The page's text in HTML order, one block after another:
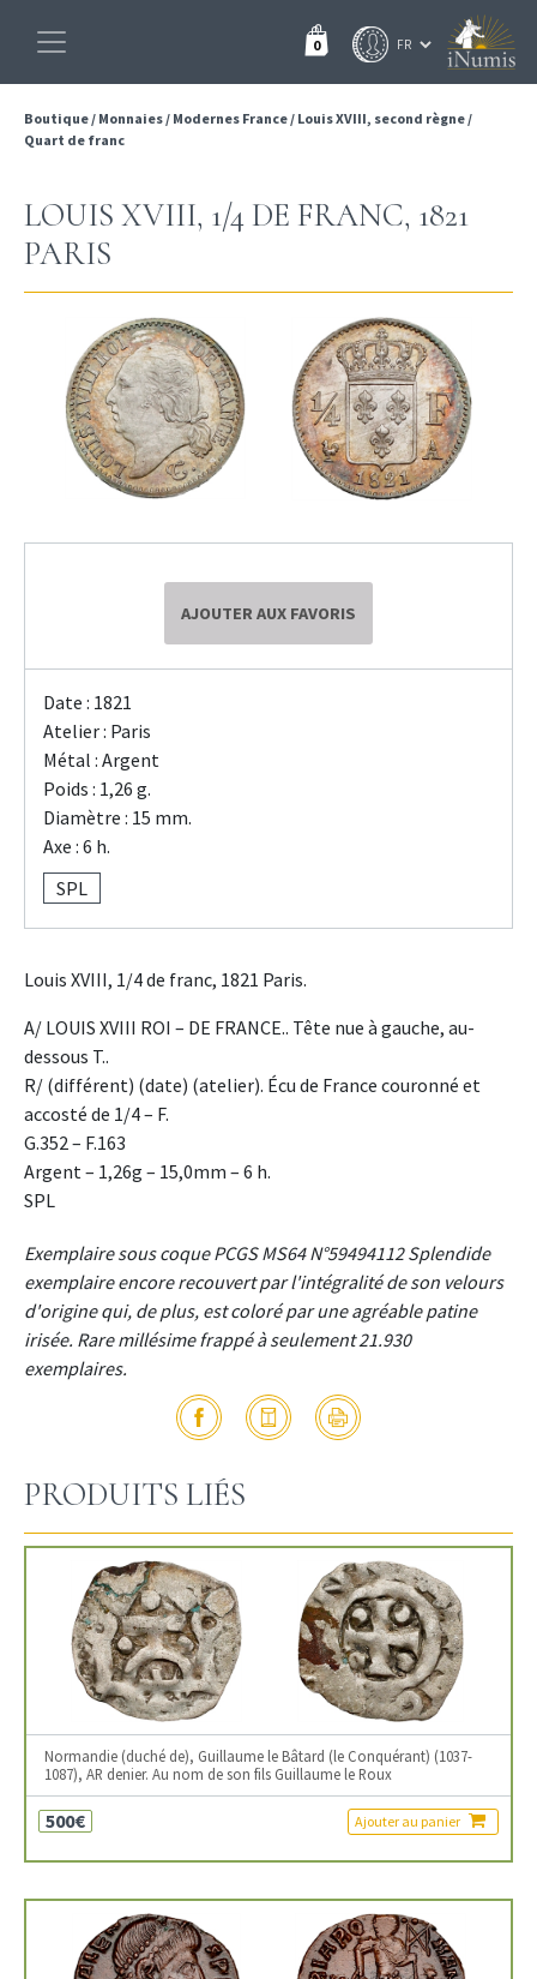
0
Boutique/ Monnaies/ Modernes France/ Louis XVIII, second règne/
Quart de franc
LOUIS XVIII, 1/4 DE FRANC, 1821
PARIS
AJOUTER AUX FAVORIS
Date : 1821
Atelier : Paris
Métal : Argent
Poids : 1,26 g.
Diamètre : 15 mm.
Axe : 6 h.
SPL
Louis XVIII, 1/4 de franc, 1821 Paris.
A/ LOUIS XVIII ROI – DE FRANCE.. Tête nue à gauche, au-
dessous T..
R/ (différent) (date) (atelier). Écu de France couronné et
accosté de 1/4 – F.
G.352 – F.163
Argent – 1,26g – 15,0mm – 6 h.
SPL
Exemplaire sous coque PCGS MS64 N°59494112 Splendide
exemplaire encore recouvert par l'intégralité de son velours
d'origine qui, de plus, est coloré par une agréable patine
irisée. Rare millésime frappé à seulement 21.930
exemplaires.
PRODUITS LIÉS
Normandie (duché de), Guillaume le Bâtard (le Conquérant) (1037-
1087), AR denier. Au nom de son fils Guillaume le Roux
500€ Ajouter au panier